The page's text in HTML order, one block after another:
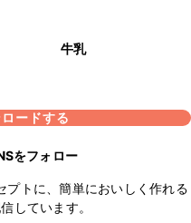
牛乳
ードする
をフォロー
プトに、簡単においしく作れる
しています。